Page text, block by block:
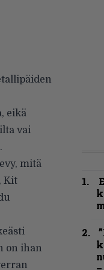
eikä
vai
mitä
Kit
on ihan